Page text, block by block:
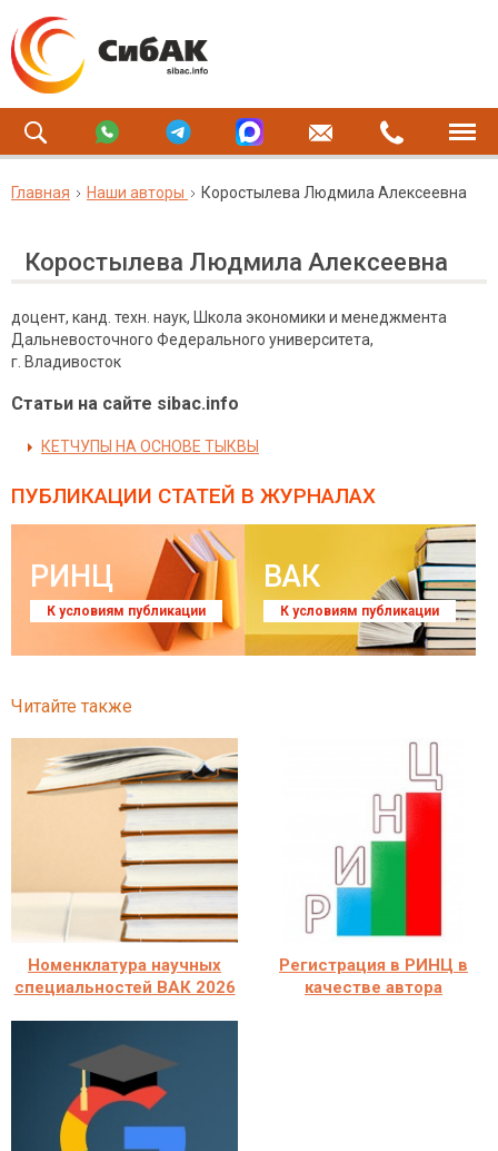
Главная Наши авторы Коростылева Людмила Алексеевна
Коростылева Людмила Алексеевна
доцент, канд. техн. наук, Школа экономики и менеджмента
Дальневосточного Федерального университета,
г. Владивосток
Статьи на сайте sibac.info
КЕТЧУПЫ НА ОСНОВЕ ТЫКВЫ
ПУБЛИКАЦИИ СТАТЕЙ В ЖУРНАЛАХ
РИНЦ
К условиям публикации
ВАК
К условиям публикации
Читайте также
Номенклатура научных
специальностей ВАК 2026
Регистрация в РИНЦ в
качестве автора